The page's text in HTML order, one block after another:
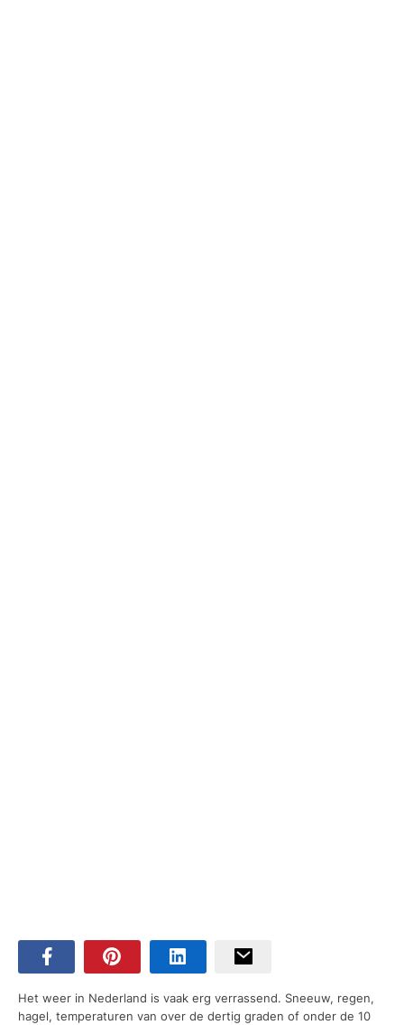
Het weer in Nederland is vaak erg verrassend. Sneeuw, regen,
hagel, temperaturen van over de dertig graden of onder de 10